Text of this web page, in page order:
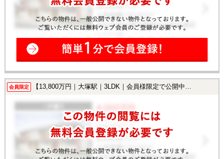
会員限定 【13,800万円｜大塚駅｜3LDK｜会員様限定で公開中！】